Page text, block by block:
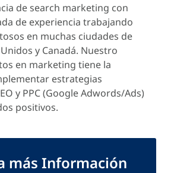
de search marketing con
de experiencia trabajando
en muchas ciudades de
y Canadá. Nuestro
en marketing tiene la
estrategias
y PPC (Google Adwords/Ads)
positivos.
más Información